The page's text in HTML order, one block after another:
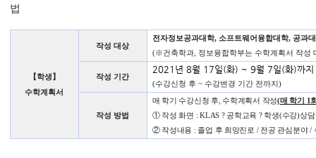
법
【학생 】
수학계획서
작성 대상
전자정보공과대학, 소프트웨어융합대학, 공과
(※건축학과, 정보융합학부는 수학계획서 작성
작성 기간
2021 년 8월 17일(화) ~ 9월 7일(화)까지
(수강신청 후 ~ 수강변경 기간 전까지 )
작성 방법
매 학기 수강신청 후 ,수학계획서 작성(매 학기 1
① 작성 화면 : KLAS ?공학교육 ?학생(수강)상담
② 작성내용 :졸업 후 희망진로 / 전공 관심분야/